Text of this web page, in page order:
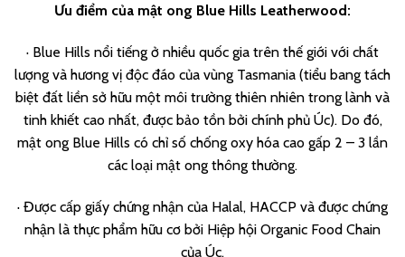
Ưu điểm của mật ong Blue Hills Leatherwood:
· Blue Hills nổi tiếng ở nhiều quốc gia trên thế giới với chất
lượng và hương vị độc đáo của vùng Tasmania (tiểu bang tách
biệt đất liền sở hữu một môi trường thiên nhiên trong lành và
tinh khiết cao nhất, được bảo tồn bởi chính phủ Úc). Do đó,
mật ong Blue Hills có chỉ số chống oxy hóa cao gấp 2 – 3 lần
các loại mật ong thông thường.
· Được cấp giấy chứng nhận của Halal, HACCP và được chứng
nhận là thực phẩm hữu cơ bởi Hiệp hội Organic Food Chain
của Úc.